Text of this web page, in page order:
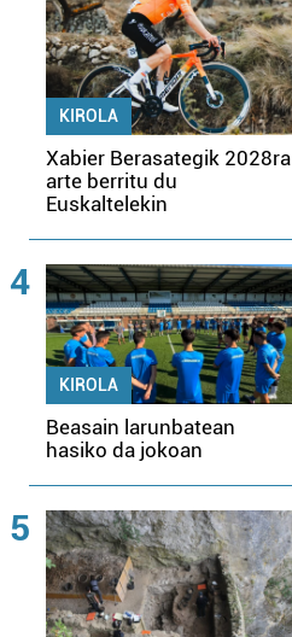
KIROLA
Xabier Berasategik 2028ra
arte berritu du
Euskaltelekin
4
KIROLA
Beasain larunbatean
hasiko da jokoan
5